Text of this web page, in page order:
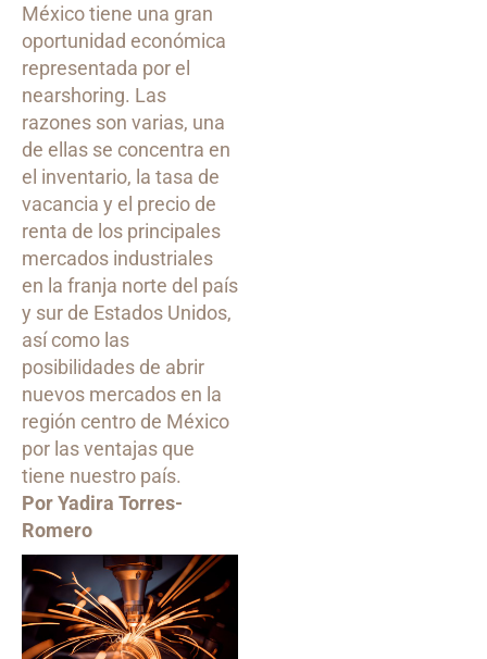
México tiene una gran
oportunidad económica
representada por el
nearshoring. Las
razones son varias, una
de ellas se concentra en
el inventario, la tasa de
vacancia y el precio de
renta de los principales
mercados industriales
en la franja norte del país
y sur de Estados Unidos,
así como las
posibilidades de abrir
nuevos mercados en la
región centro de México
por las ventajas que
tiene nuestro país.
Por Yadira Torres-
Romero